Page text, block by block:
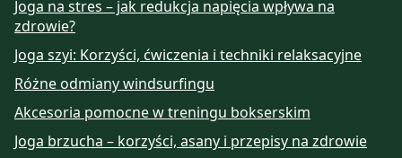
Joga na stres – jak redukcja napięcia wpływa na
zdrowie?
Joga szyi: Korzyści, ćwiczenia i techniki relaksacyjne
Różne odmiany windsurfingu
Akcesoria pomocne w treningu bokserskim
Joga brzucha – korzyści, asany i przepisy na zdrowie